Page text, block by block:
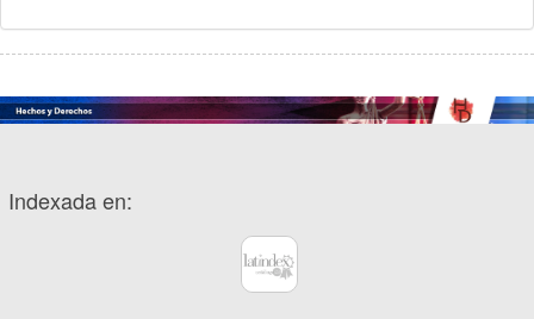
Indexada en: